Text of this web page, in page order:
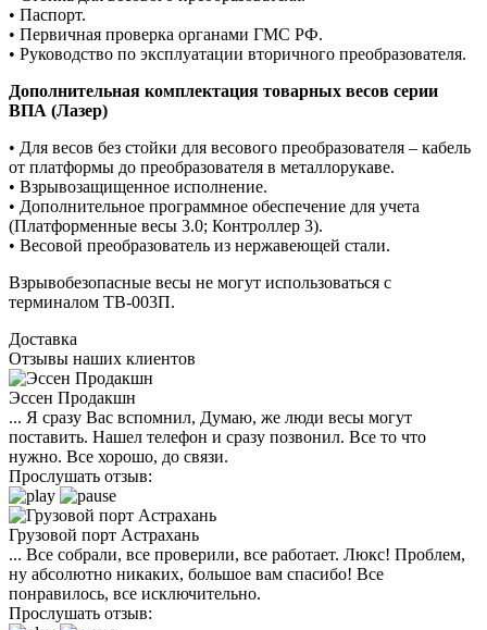
• Паспорт.
• Первичная проверка органами ГМС РФ.
• Руководство по эксплуатации вторичного преобразователя.
Дополнительная комплектация товарных весов серии
ВПА (Лазер)
• Для весов без стойки для весового преобразователя – кабель
от платформы до преобразователя в металлорукаве.
• Взрывозащищенное исполнение.
• Дополнительное программное обеспечение для учета
(Платформенные весы 3.0; Контроллер 3).
• Весовой преобразователь из нержавеющей стали.
Взрывобезопасные весы не могут использоваться с
терминалом ТВ-003П.
Доставка
Отзывы наших клиентов
Эссен Продакшн
... Я сразу Вас вспомнил, Думаю, же люди весы могут
поставить. Нашел телефон и сразу позвонил. Все то что
нужно. Все хорошо, до связи.
Прослушать отзыв:
Грузовой порт Астрахань
... Все собрали, все проверили, все работает. Люкс! Проблем,
ну абсолютно никаких, большое вам спасибо! Все
понравилось, все исключительно.
Прослушать отзыв: